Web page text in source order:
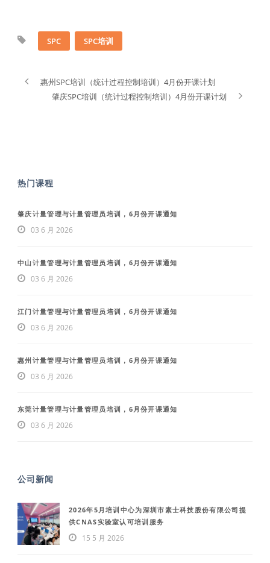
SPC SPC培训
惠州SPC培训（统计过程控制培训）4月份开课计划
肇庆SPC培训（统计过程控制培训）4月份开课计划
热门课程
肇庆计量管理与计量管理员培训，6月份开课通知
03 6 月 2026
中山计量管理与计量管理员培训，6月份开课通知
03 6 月 2026
江门计量管理与计量管理员培训，6月份开课通知
03 6 月 2026
惠州计量管理与计量管理员培训，6月份开课通知
03 6 月 2026
东莞计量管理与计量管理员培训，6月份开课通知
03 6 月 2026
公司新闻
2026年5月培训中心为深圳市素士科技股份有限公司提
供CNAS实验室认可培训服务
15 5 月 2026